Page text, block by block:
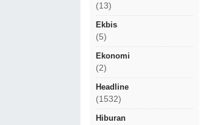
(13)
Ekbis
(5)
Ekonomi
(2)
Headline
(1532)
Hiburan